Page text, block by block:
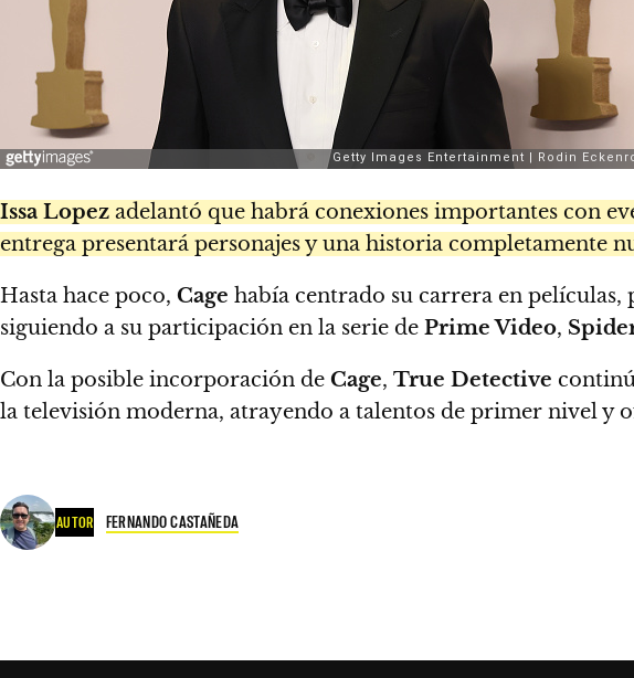
Issa Lopez adelantó que habrá conexiones importantes con
entrega presentará personajes y una historia completamente
Hasta hace poco, Cage había centrado su carrera en
siguiendo a su participación en la serie de Prime Video,
Con la posible incorporación de Cage, True Detective
la televisión moderna, atrayendo a talentos de primer nivel y
AUTOR FERNANDO CASTAÑEDA